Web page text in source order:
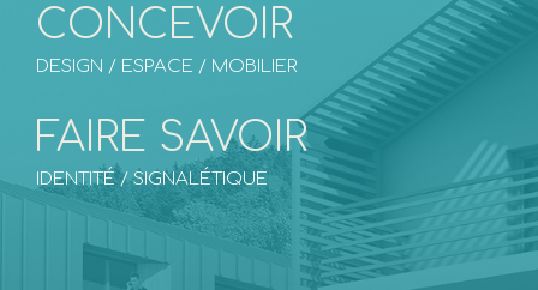
CONCEVOIR
DESIGN / ESPACE / MOBILIER
FAIRE SAVOIR
IDENTITÉ / SIGNALÉTIQUE